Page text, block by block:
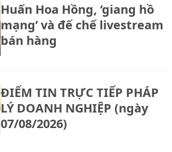
Huấn Hoa Hồng, ‘giang hồ
mạng’ và đế chế livestream
bán hàng
ĐIỂM TIN TRỰC TIẾP PHÁP
LÝ DOANH NGHIỆP (ngày
07/08/2026)